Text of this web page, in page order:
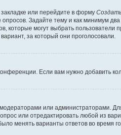
или перейдите в форму
Задайте тему и как минимум
которые могут выбрать
за который они проголосовали.
Если вам нужно добавить
или администраторами.
или отредактировать любой из
менять варианты ответов во время